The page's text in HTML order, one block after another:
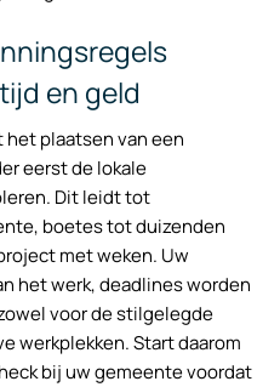
en geld
plaatsen van een
eerst de lokale
Dit leidt tot
boetes tot duizenden
met weken. Uw
het werk, deadlines worden
voor de stilgelegde
werkplekken. Start daarom
bij uw gemeente voordat